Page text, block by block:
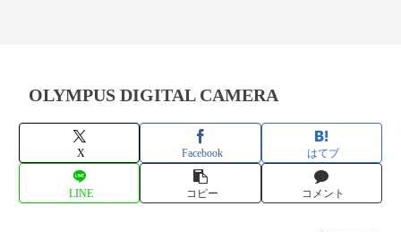
OLYMPUS DIGITAL CAMERA
X Facebook はてブ
LINE コピー コメント